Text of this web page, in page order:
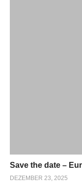
Save the date –
DEZEMBER 23, 2025